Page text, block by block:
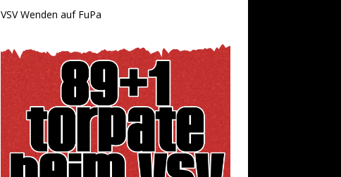
VSV Wenden auf FuPa